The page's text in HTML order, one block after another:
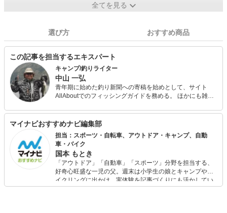
全てを見る
選び方 おすすめ商品
この記事を担当するエキスパート
キャンプ/釣りライター
中山 一弘
青年期に始めた釣り新聞への寄稿を始めとして、サイト
AllAboutでのフィッシングガイドを務める。 ほかにも雑誌
どでの執筆多数。 今も休日には必ず海山湖を駆けまわって
いる自然派で、あらゆるジャンルの釣りを体験し、季節に
合わせて日本中の旬な魚を追っている。 キャンプ用品は、
あえて払い下げのミリタリー系ギアで揃えるマニアな一面
も。
マイナビおすすめナビ編集部
担当：スポーツ・自転車、アウトドア・キャンプ、自動
車・バイク
国本 もとき
「アウトドア」「自動車」「スポーツ」分野を担当する、
好奇心旺盛な一児の父。週末は小学生の娘とキャンプやサ
イクリングに出かけ、実体験を記事づくりにも活かしてい
ます。読者の「知りたい」を分かりやすく届けることをモ